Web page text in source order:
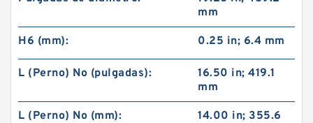
mm
H6 (mm): 0.25 in; 6.4 mm
L (Perno) No (pulgadas):
16.50 in; 419.1
mm
L (Perno) No (mm):
14.00 in; 355.6